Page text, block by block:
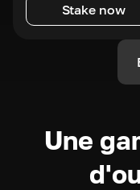
Stake now
Une